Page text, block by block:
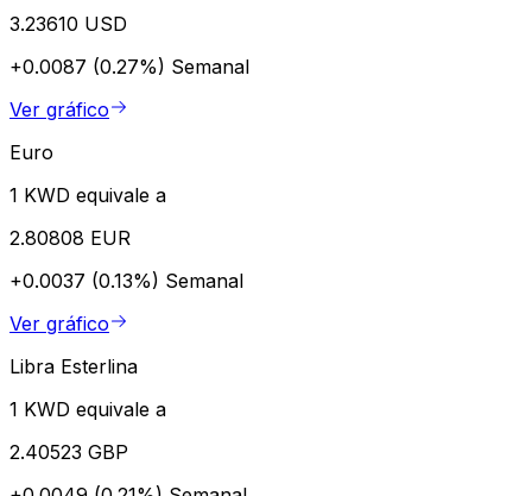
3.23610 USD
+0.0087 (0.27%) Semanal
Ver gráfico
Euro
1 KWD equivale a
2.80808 EUR
+0.0037 (0.13%) Semanal
Ver gráfico
Libra Esterlina
1 KWD equivale a
2.40523 GBP